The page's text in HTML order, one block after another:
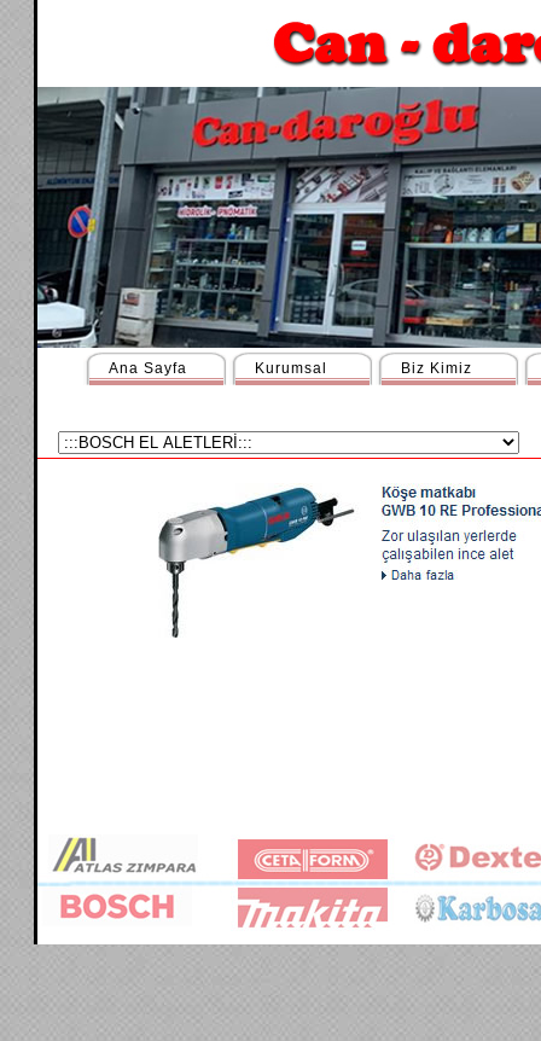
Ana Sayfa Kurumsal Biz Kimiz